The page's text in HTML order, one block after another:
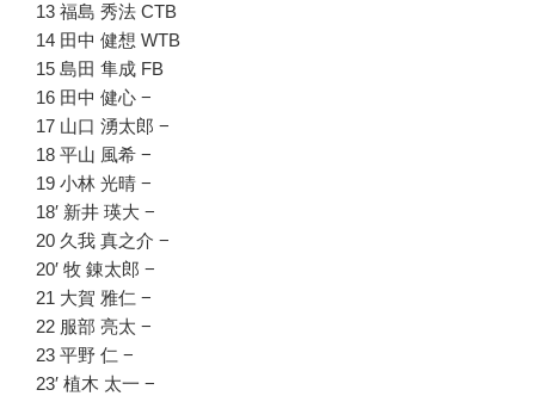
13 福島 秀法 CTB
14 田中 健想 WTB
15 島田 隼成 FB
16 田中 健心 −
17 山口 湧太郎 −
18 平山 風希 −
19 小林 光晴 −
18′ 新井 瑛大 −
20 久我 真之介 −
20′ 牧 錬太郎 −
21 大賀 雅仁 −
22 服部 亮太 −
23 平野 仁 −
23′ 植木 太一 −